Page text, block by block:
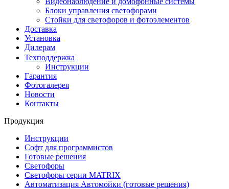
Блоки управления светофорами
Стойки для светофоров и фотоэлементов
Доставка
Установка
Дилерам
Техподдержка
Инструкции
Гарантия
Фотогалерея
Новости
Контакты
Продукция
Инструкции
Софт для программистов
Готовые решения
Светофоры
Светофоры серии MATRIX
Автоматизация Автомойки (готовые решения)